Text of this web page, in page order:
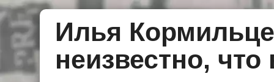
Илья
неизвестно, что